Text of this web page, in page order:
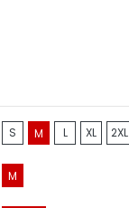
S M L XL 2XL
M